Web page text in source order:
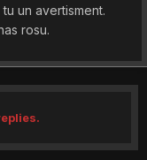
un avertisment.
rosu.